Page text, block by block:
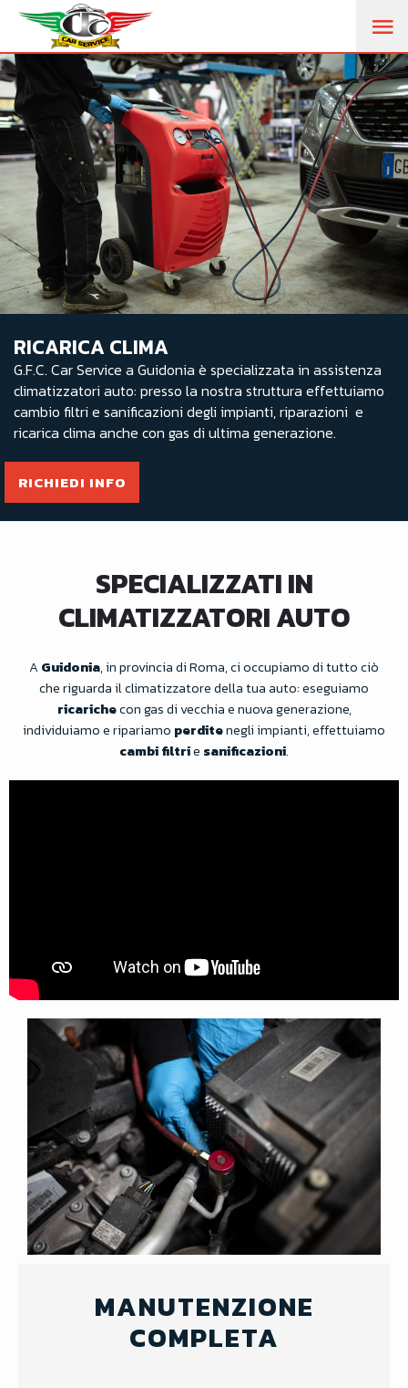
RICARICA CLIMA
G.F.C. Car Service a Guidonia è specializzata in assistenza
climatizzatori auto: presso la nostra struttura effettuiamo
cambio filtri e sanificazioni degli impianti, riparazioni e
ricarica clima anche con gas di ultima generazione.
RICHIEDI INFO
SPECIALIZZATI IN
CLIMATIZZATORI AUTO
A Guidonia, in provincia di Roma, ci occupiamo di tutto ciò
che riguarda il climatizzatore della tua auto: eseguiamo
ricarichecon gas di vecchia e nuova generazione,
individuiamo e ripariamo perditenegli impianti, effettuiamo
cambi filtrie sanificazioni.
MANUTENZIONE
COMPLETA